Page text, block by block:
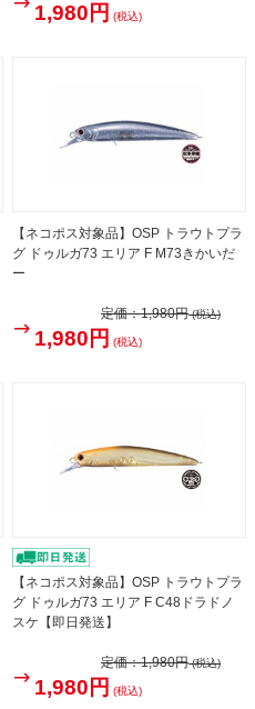
1,980円 (税込)
【ネコポス対象品】OSP トラウトプラ
グ ドゥルガ73 エリア F M73きかいだ
ー
定価：1,980円(税込)
1,980円 (税込)
【ネコポス対象品】OSP トラウトプラ
グ ドゥルガ73 エリア F C48ドラドノ
スケ【即日発送】
定価：1,980円(税込)
1,980円 (税込)